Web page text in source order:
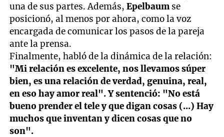
una de sus partes. Además,Epelbaum se
posicionó, al menos por ahora, como la voz
encargada de comunicar los pasos de la pareja
ante la prensa.
Finalmente, habló de la dinámica de la relación:
"Mi relación es excelente, nos llevamos súper
bien, es una relación de verdad, genuina, real,
en eso hay amor real". Y sentenció: "No está
bueno prender el tele y que digan cosas (...) Hay
muchos que inventan y dicen cosas que no
son".